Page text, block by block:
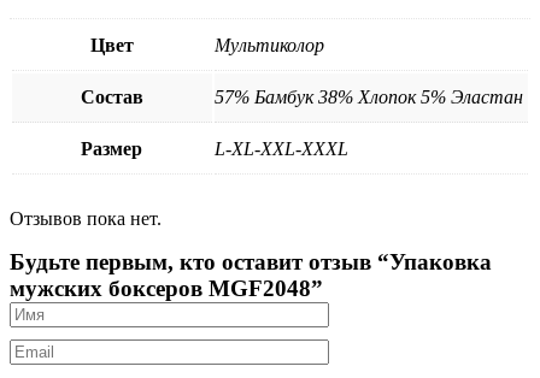
Цвет Мультиколор
Состав 57% Бамбук 38% Хлопок 5% Эластан
Размер L-XL-XXL-XXXL
Отзывов пока нет.
Будьте первым, кто оставит отзыв “Упаковка
мужских боксеров MGF2048”